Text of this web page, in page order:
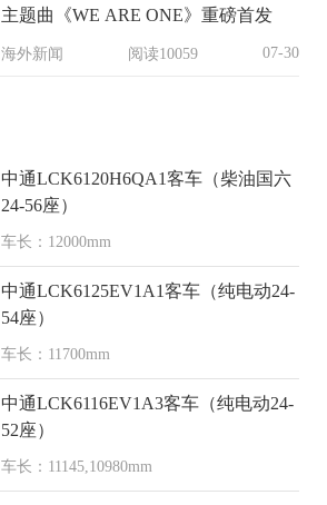
主题曲《WE ARE ONE》重磅首发
海外新闻 阅读10059 07-30
中通LCK6120H6QA1客车（柴油国六
24-56座）
车长：12000mm
中通LCK6125EV1A1客车（纯电动24-
54座）
车长：11700mm
中通LCK6116EV1A3客车（纯电动24-
52座）
车长：11145,10980mm